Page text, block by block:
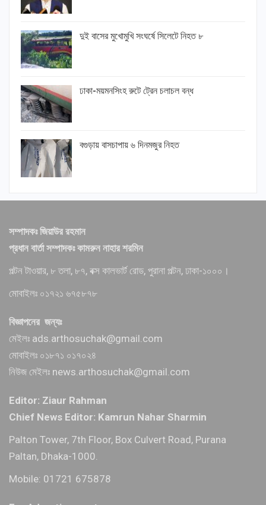
দুই বাসের মুখোমুখি সংঘর্ষে সিলেটে নিহত ৮
ঢাকা-ময়মনসিংহ রুটে ট্রেন চলাচল বন্ধ
বগুড়ায় বাসচাপায় ৬ দিনমজুর নিহত
সম্পাদকঃ জিয়াউর রহমান
প্রধান বার্তা সম্পাদকঃ কামরুন নাহার শরমিন
পল্টন টাওয়ার, ৮ তলা, ৮৭, বক্স কালভার্ট রোড, পুরানা পল্টন, ঢাকা-১০০০।
মোবাইলঃ ০১৭২১ ৬৭৫৮৭৮
বিজ্ঞাপনের জন্যঃ
মেইলঃ ads.arthosuchak@gmail.com
মোবাইলঃ ০১৮৭১ ০১৭০২৪
নিউজ মেইলঃ news.arthosuchak@gmail.com
Editor: Ziaur Rahman
Chief News Editor: Kamrun Nahar Sharmin
Palton Tower, 7th Floor, Box Culvert Road, Purana
Paltan, Dhaka-1000.
Mobile: 01721 675878